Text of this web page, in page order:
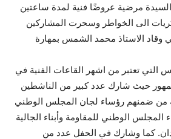
مرضية عروضًا فنية لمدة ساعتين
الى الخواطر وسحرت المشاركين
وقاد الاستاذ محمد الشمس بمهارة
التي تعتبر من اشهر القاعات الفنية في
حيث شارك عدد كبير من الناشطين
من ضمنهم رؤساء لجان المجلس الوطني
المجلس الوطني للمقاومة وأبناء الجالية
كما وشارك في الحفل عدد من